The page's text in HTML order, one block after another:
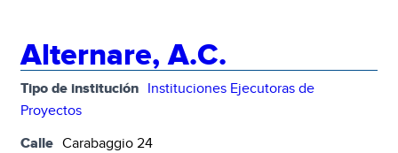
Alternare, A.C.
Tipo de institución Instituciones Ejecutoras de
Proyectos
Calle Carabaggio 24